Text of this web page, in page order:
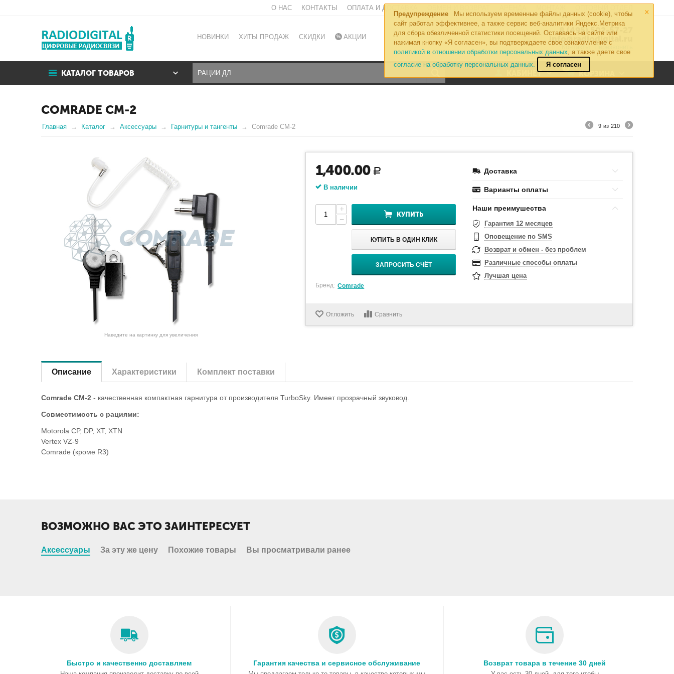
×
Предупреждение
Мы используем временные файлы данных (cookie), чтобы
сайт работал эффективнее, а также сервис веб-аналитики Яндекс.Метрика
для сбора обезличенной статистики посещений. Оставаясь на сайте или
нажимая кнопку «Я согласен», вы подтверждаете свое ознакомление с
политикой в отношении обработки персональных данных, а также даете свое
согласие на обработку персональных данных.
Я согласен
О НАС КОНТАКТЫ ОПЛАТА И ДОСТАВКА
НОВИНКИ ХИТЫ ПРОДАЖ СКИДКИ АКЦИИ
8 (495) 502-57-27
info@radiodigital.ru
Контакты Перезвонить
КАТАЛОГ ТОВАРОВ
0
КОРЗИНА
КАБИНЕТ
COMRADE CM-2
Главная Каталог Аксессуары Гарнитуры и тангенты Comrade CM-2 9 из 210
Наведите на картинку для увеличения
1,400.00 Р
В наличии
+
−
КУПИТЬ
КУПИТЬ В ОДИН КЛИК
ЗАПРОСИТЬ СЧЁТ
Бренд: Comrade
Доставка
Варианты оплаты
Наши преимушества
Гарантия 12 месяцев
Оповещение по SMS
Возврат и обмен - без проблем
Различные способы оплаты
Лучшая цена
Отложить Сравнить
Описание Характеристики Комплект поставки
Comrade CM-2 - качественная компактная гарнитура от производителя TurboSky. Имеет прозрачный звуковод.
Совместимость с рациями:
Motorola CP, DP, XT, XTN
Vertex VZ-9
Comrade (кроме R3)
ВОЗМОЖНО ВАС ЭТО ЗАИНТЕРЕСУЕТ
Аксессуары За эту же цену Похожие товары Вы просматривали ранее
Быстро и качественно доставляем Гарантия качества и сервисное обслуживание Возврат товара в течение 30 дней